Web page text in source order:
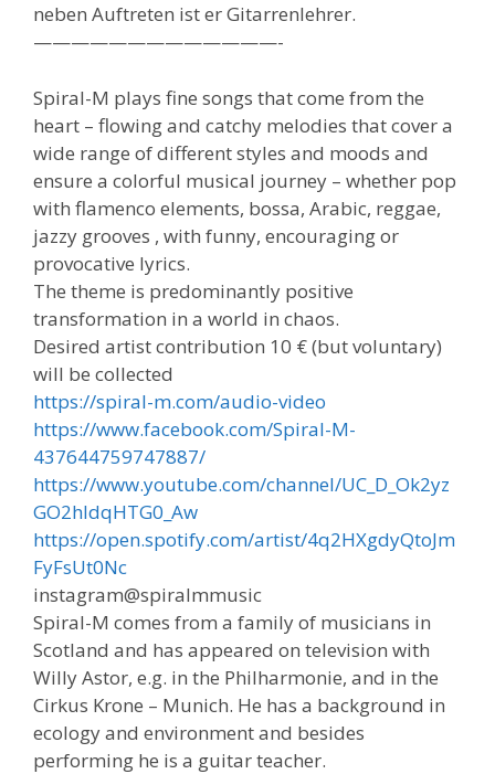
neben Auftreten ist er Gitarrenlehrer.
—————————————-
Spiral-M plays fine songs that come from the
heart – flowing and catchy melodies that cover a
wide range of different styles and moods and
ensure a colorful musical journey – whether pop
with flamenco elements, bossa, Arabic, reggae,
jazzy grooves , with funny, encouraging or
provocative lyrics.
The theme is predominantly positive
transformation in a world in chaos.
Desired artist contribution 10 € (but voluntary)
will be collected
https://spiral-m.com/audio-video
https://www.facebook.com/Spiral-M-
437644759747887/
https://www.youtube.com/channel/UC_D_Ok2yz
GO2hIdqHTG0_Aw
https://open.spotify.com/artist/4q2HXgdyQtoJm
FyFsUt0Nc
instagram@spiralmmusic
Spiral-M comes from a family of musicians in
Scotland and has appeared on television with
Willy Astor, e.g. in the Philharmonie, and in the
Cirkus Krone – Munich. He has a background in
ecology and environment and besides
performing he is a guitar teacher.